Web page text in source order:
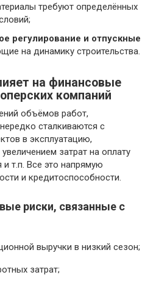
требуют определённых
регулирование и отпускные
на динамику строительства.
на финансовые
компаний
объёмов работ,
сталкиваются с
в эксплуатацию,
затрат на оплату
т.п. Все это напрямую
и кредитоспособности.
риски, связанные с
выручки в низкий сезон;
затрат;